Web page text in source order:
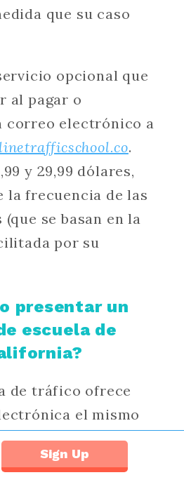
que su caso
opcional que
al pagar o
correo electrónico a
.
y 29,99 dólares,
la frecuencia de las
se basan en la
por su
presentar un
escuela de
de tráfico ofrece
el mismo
Si su escuela no
usted debe
Sign Up